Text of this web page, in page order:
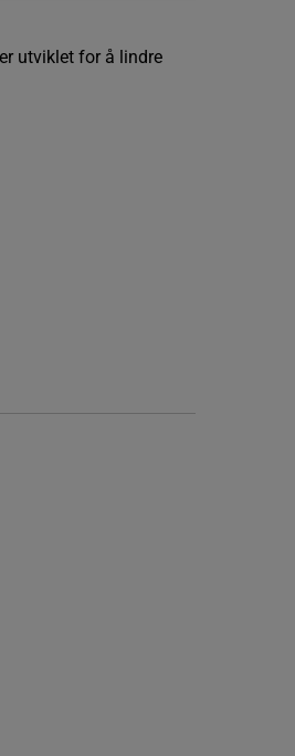
utviklet for å lindre